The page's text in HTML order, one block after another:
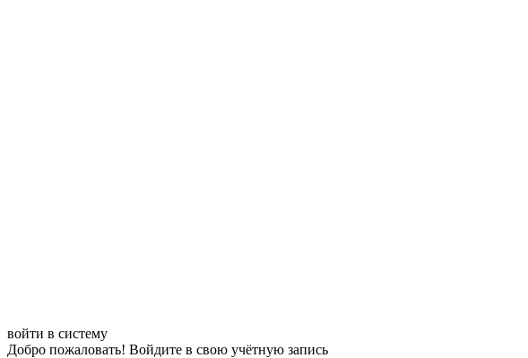
войти в систему
Добро пожаловать! Войдите в свою учётную запись